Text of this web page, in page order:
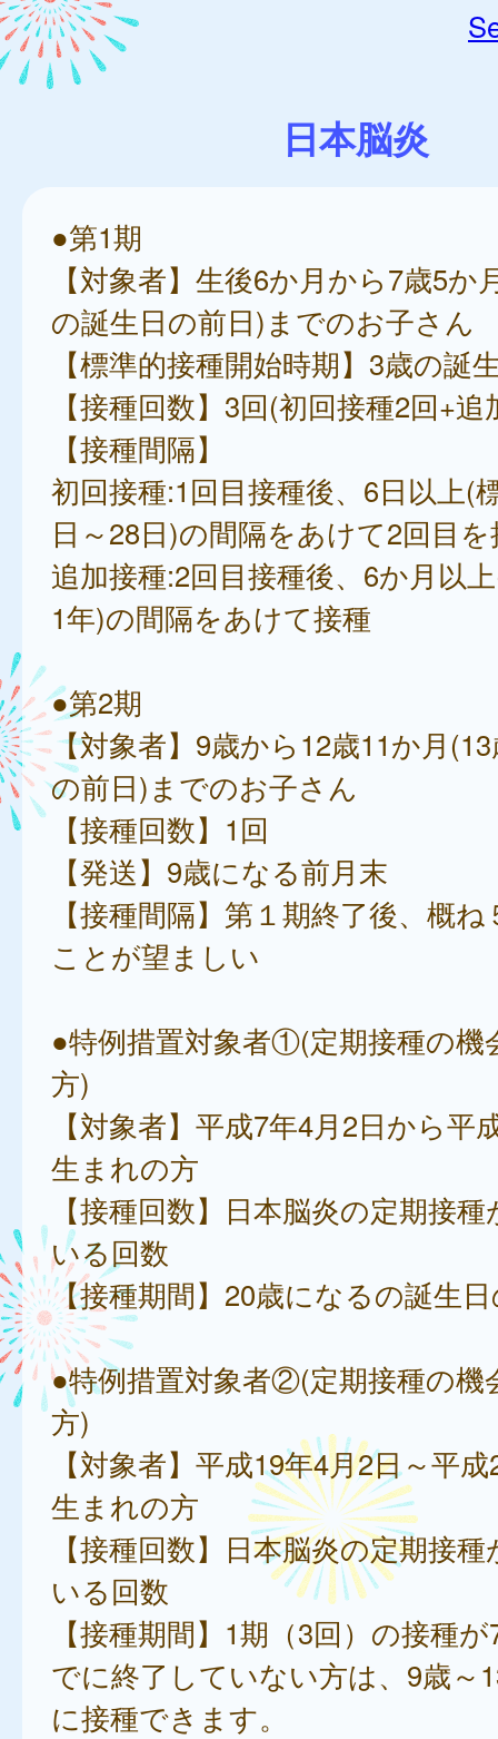
日本脳炎
●第1期
【対象者】生後6か月から7歳5か
の誕生日の前日)までのお子さん
【標準的接種開始時期】3歳の誕
【接種回数】3回(初回接種2回+
【接種間隔】
初回接種:1回目接種後、6日以上(
日～28日)の間隔をあけて2回目
追加接種:2回目接種後、6か月以
1年)の間隔をあけて接種
●第2期
【対象者】9歳から12歳11か月
の前日)までのお子さん
【接種回数】1回
【発送】9歳になる前月末
【接種間隔】第１期終了後、概
ことが望ましい
●特例措置対象者①(定期接種の機
方)
【対象者】平成7年4月2日から平
生まれの方
【接種回数】日本脳炎の定期接
いる回数
【接種期間】20歳になるの誕生
●特例措置対象者②(定期接種の機
方)
【対象者】平成19年4月2日～平
生まれの方
【接種回数】日本脳炎の定期接
いる回数
【接種期間】1期（3回）の接種
でに終了していない方は、9歳～
に接種できます。